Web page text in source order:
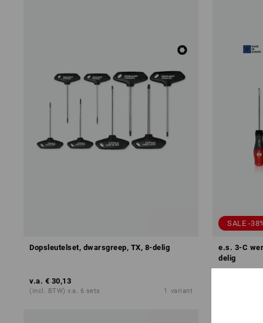
Dopsleutelset, dwarsgreep, TX, 8-delig
v.a. € 30,13
(incl. BTW) v.a. 6 sets 1 variant
SALE -
e.s. 3-C
delig